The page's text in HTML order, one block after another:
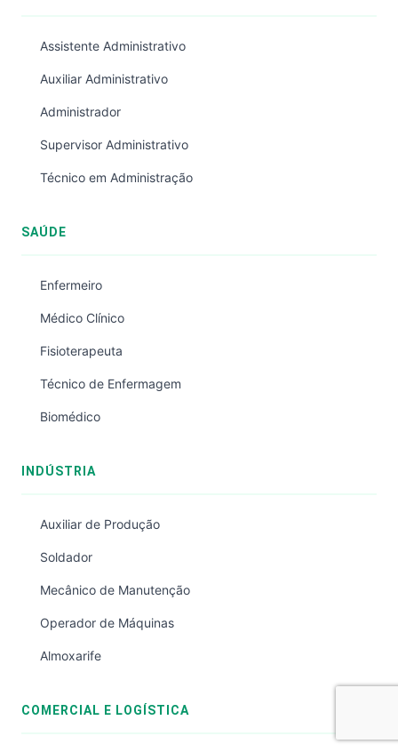
Assistente Administrativo
Auxiliar Administrativo
Administrador
Supervisor Administrativo
Técnico em Administração
SAÚDE
Enfermeiro
Médico Clínico
Fisioterapeuta
Técnico de Enfermagem
Biomédico
INDÚSTRIA
Auxiliar de Produção
Soldador
Mecânico de Manutenção
Operador de Máquinas
Almoxarife
COMERCIAL E LOGÍSTICA